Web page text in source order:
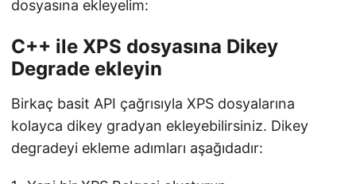
dosyasına ekleyelim:
C++ ile XPS dosyasına Dikey
Degrade ekleyin
Birkaç basit API çağrısıyla XPS dosyalarına
kolayca dikey gradyan ekleyebilirsiniz. Dikey
degradeyi ekleme adımları aşağıdadır: